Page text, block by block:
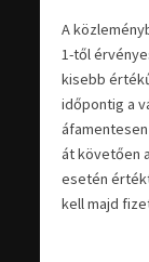
A
1-től
kisebb
időpontig a
áfamentesen
át követően
esetén
kell majd